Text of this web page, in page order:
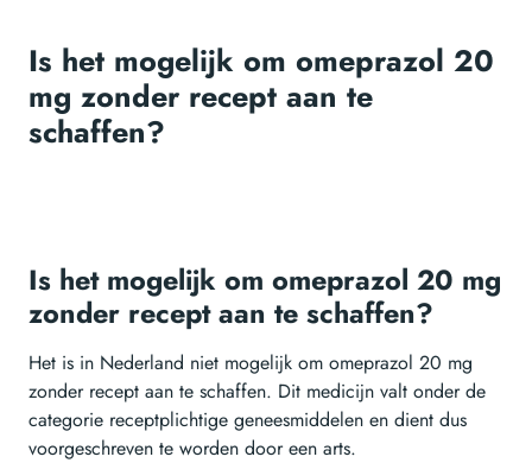
Is het mogelijk om omeprazol 20
mg zonder recept aan te
schaffen?
Is het mogelijk om omeprazol 20 mg
zonder recept aan te schaffen?
Het is in Nederland niet mogelijk om omeprazol 20 mg
zonder recept aan te schaffen. Dit medicijn valt onder de
categorie receptplichtige geneesmiddelen en dient dus
voorgeschreven te worden door een arts.